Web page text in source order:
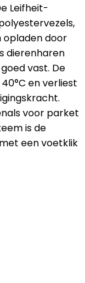
Leifheit-
opladen door
dierenharen
vast. De
en verliest
voor parket
is de
een voetklik